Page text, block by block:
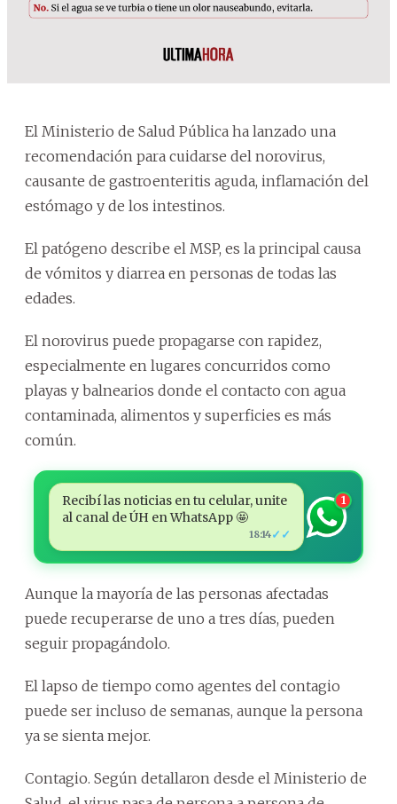
El Ministerio de Salud Pública ha lanzado una
recomendación para cuidarse del norovirus,
causante de gastroenteritis aguda, inflamación del
estómago y de los intestinos.
El patógeno describe el MSP, es la principal causa
de vómitos y diarrea en personas de todas las
edades.
El norovirus puede propagarse con rapidez,
especialmente en lugares concurridos como
playas y balnearios donde el contacto con agua
contaminada, alimentos y superficies es más
común.
Recibí las noticias en tu celular, unite
al canal de ÚH en WhatsApp 🤩
18:14✓✓
1
Aunque la mayoría de las personas afectadas
puede recuperarse de uno a tres días, pueden
seguir propagándolo.
El lapso de tiempo como agentes del contagio
puede ser incluso de semanas, aunque la persona
ya se sienta mejor.
Contagio. Según detallaron desde el Ministerio de